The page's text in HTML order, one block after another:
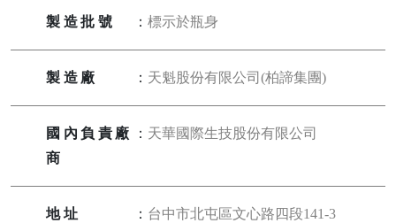
製造批號 ：標示於瓶身
製造廠 ： 天魁股份有限公司(柏諦集團)
國內負責廠
商
： 天華國際生技股份有限公司
地址 ： 台中市北屯區文心路四段141-3